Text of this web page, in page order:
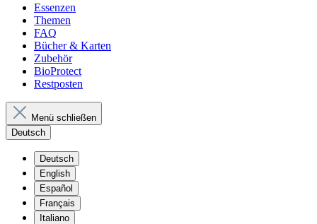
Essenzen
Themen
FAQ
Bücher & Karten
Zubehör
BioProtect
Restposten
Menü schließen
Deutsch
Deutsch
English
Español
Français
Italiano